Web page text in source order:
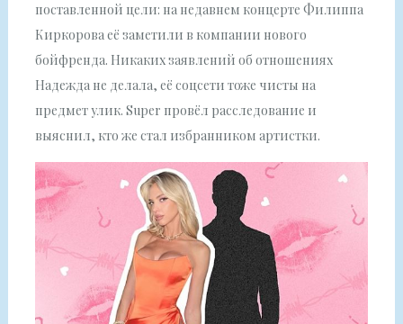
поставленной цели: на недавнем концерте Филиппа
Киркорова её заметили в компании нового
бойфренда. Никаких заявлений об отношениях
Надежда не делала, её соцсети тоже чисты на
предмет улик. Super провёл расследование и
выяснил, кто же стал избранником артистки.